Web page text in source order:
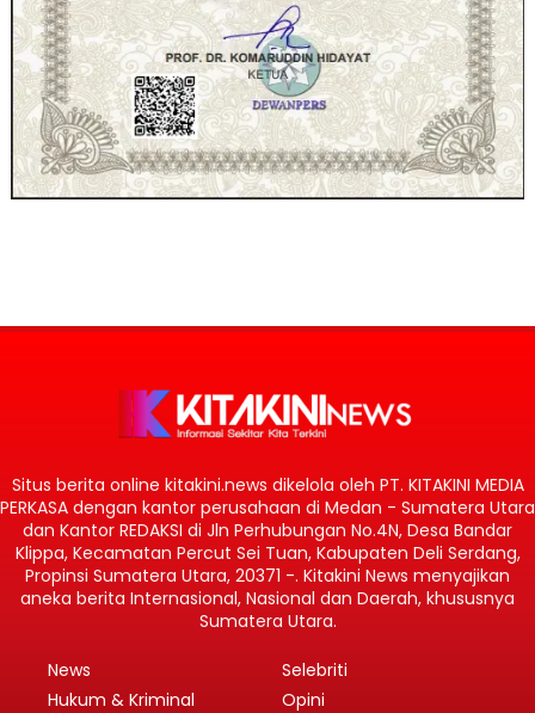
Situs berita online kitakini.news dikelola oleh PT. KITAKINI MEDIA
PERKASA dengan kantor perusahaan di Medan - Sumatera Utara
dan Kantor REDAKSI di Jln Perhubungan No.4N, Desa Bandar
Klippa, Kecamatan Percut Sei Tuan, Kabupaten Deli Serdang,
Propinsi Sumatera Utara, 20371 -. Kitakini News menyajikan
aneka berita Internasional, Nasional dan Daerah, khususnya
Sumatera Utara.
News
Hukum & Kriminal
Selebriti
Opini